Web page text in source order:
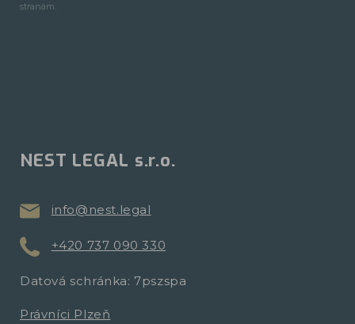
stranám.
NEST LEGAL s.r.o.
info@nest.legal
+420 737 090 330
Datová schránka: 7pszspa
Právníci Plzeň